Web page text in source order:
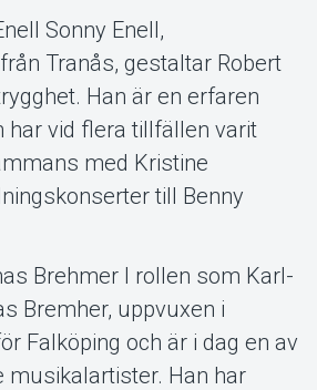
Sonny Enell,
Tranås, gestaltar Robert
Han är en erfaren
har vid flera tillfällen varit
med Kristine
till Benny
Brehmer I rollen som Karl-
Bremher, uppvuxen i
Falköping och är i dag en av
musikalartister. Han har